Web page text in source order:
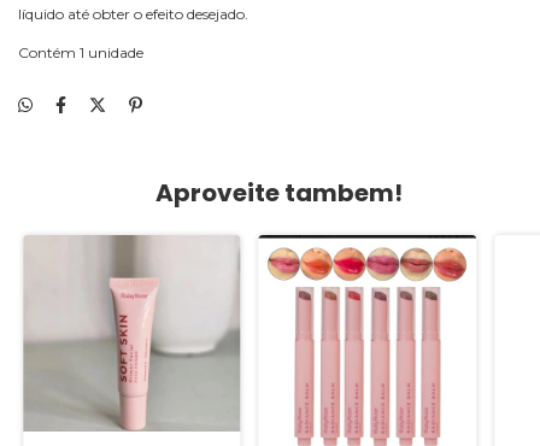
líquido até obter o efeito desejado.
Contém 1 unidade
Aproveite tambem!